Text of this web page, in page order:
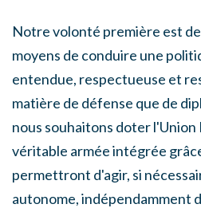
Notre volonté première est
moyens de conduire une
entendue, respectueuse et
matière de défense que de
nous souhaitons doter
véritable armée intégrée
permettront d'agir, si
autonome, indépendamment